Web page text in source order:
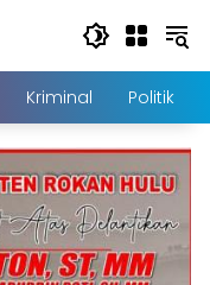
Kriminal Politik